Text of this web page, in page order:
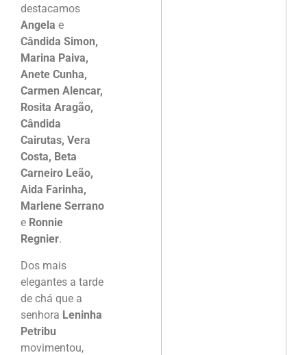
destacamos
Angela e
Cândida Simon,
Marina Paiva,
Anete Cunha,
Carmen Alencar,
Rosita Aragão,
Cândida
Cairutas, Vera
Costa, Beta
Carneiro Leão,
Aida Farinha,
Marlene Serrano
e Ronnie
Regnier.
Dos mais
elegantes a tarde
de chá que a
senhora Leninha
Petribu
movimentou,